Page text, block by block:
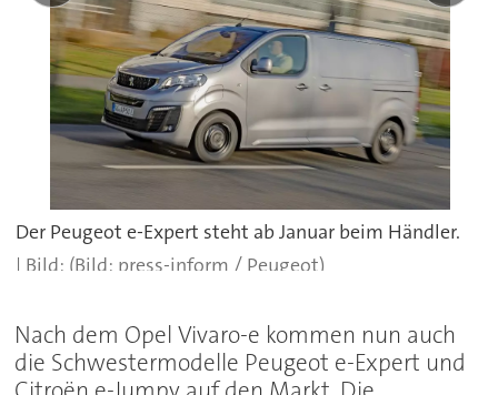
Der Peugeot e-Expert steht ab Januar beim Händler.
(Bild: press-inform / Peugeot)
Nach dem Opel Vivaro-e kommen nun auch
die Schwestermodelle Peugeot e-Expert und